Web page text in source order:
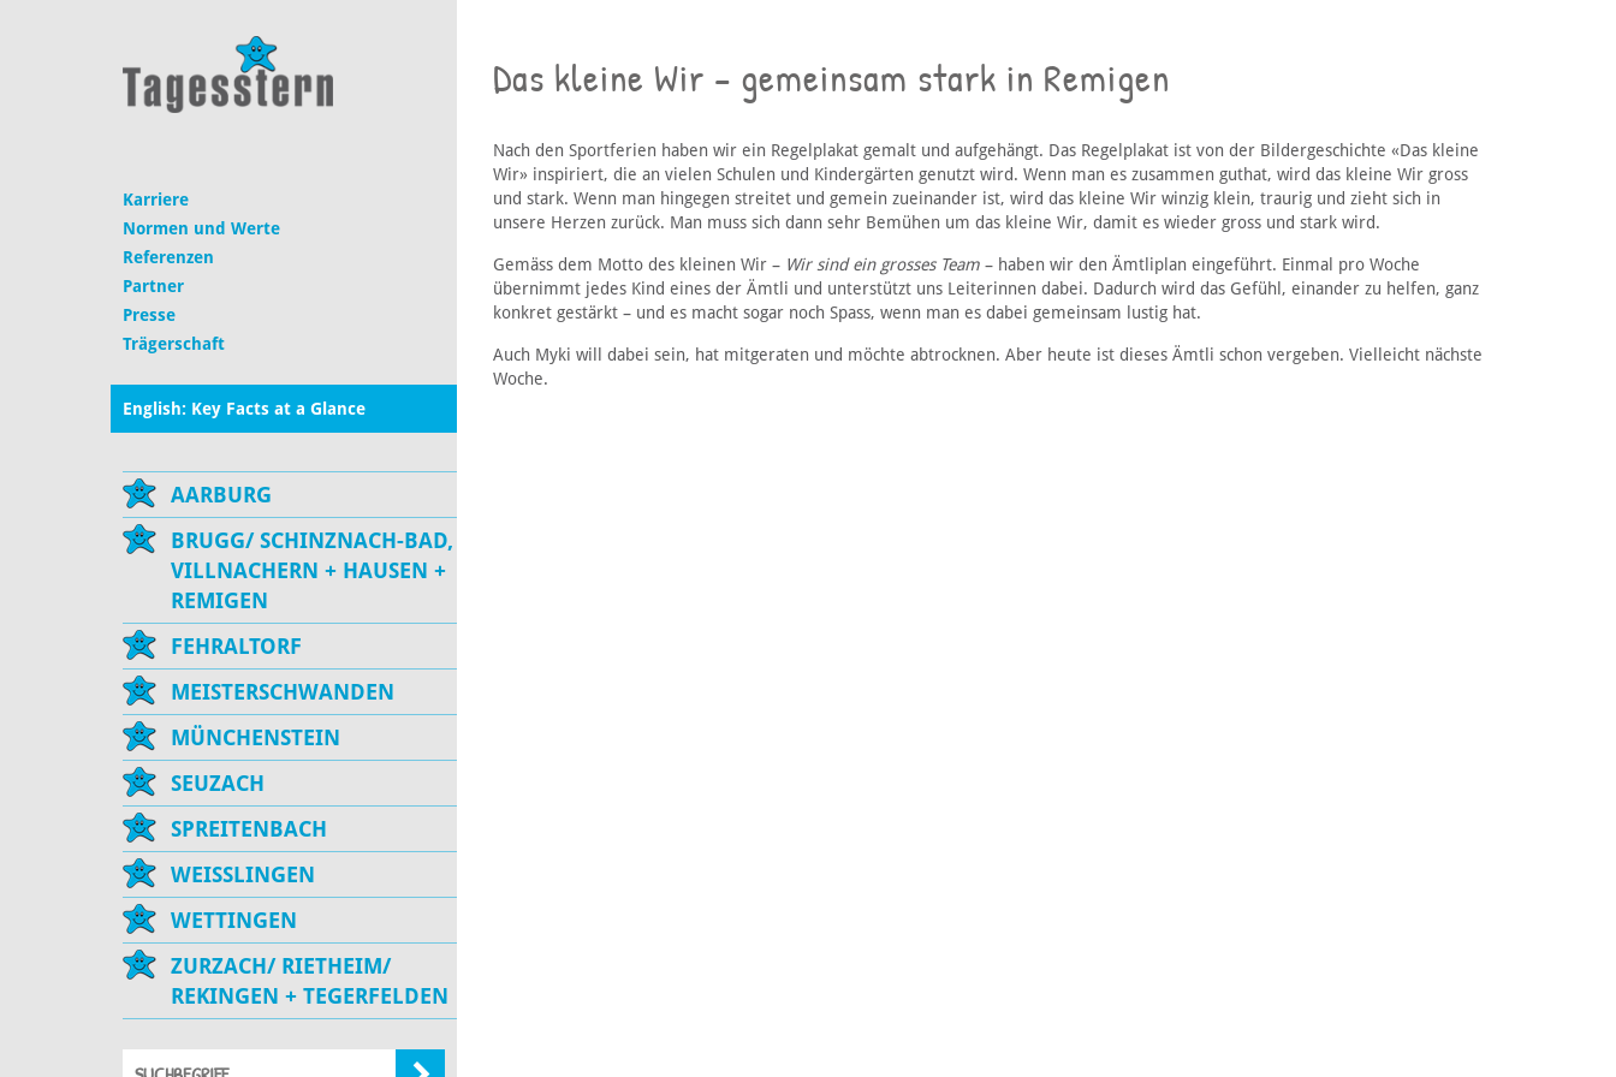
Karriere
Normen und Werte
Referenzen
Partner
Presse
Trägerschaft
English: Key Facts at a Glance
AARBURG
BRUGG/ SCHINZNACH-BAD,
VILLNACHERN + HAUSEN +
REMIGEN
FEHRALTORF
MEISTERSCHWANDEN
MÜNCHENSTEIN
SEUZACH
SPREITENBACH
WEISSLINGEN
WETTINGEN
ZURZACH/ RIETHEIM/
REKINGEN + TEGERFELDEN
Das kleine Wir – gemeinsam stark in Remigen
Nach den Sportferien haben wir ein Regelplakat gemalt und aufgehängt. Das Regelplakat ist von der Bildergeschichte «Das kleine
Wir» inspiriert, die an vielen Schulen und Kindergärten genutzt wird. Wenn man es zusammen guthat, wird das kleine Wir gross
und stark. Wenn man hingegen streitet und gemein zueinander ist, wird das kleine Wir winzig klein, traurig und zieht sich in
unsere Herzen zurück. Man muss sich dann sehr Bemühen um das kleine Wir, damit es wieder gross und stark wird.
Gemäss dem Motto des kleinen Wir – Wir sind ein grosses Team– haben wir den Ämtliplan eingeführt. Einmal pro Woche
übernimmt jedes Kind eines der Ämtli und unterstützt uns Leiterinnen dabei. Dadurch wird das Gefühl, einander zu helfen, ganz
konkret gestärkt – und es macht sogar noch Spass, wenn man es dabei gemeinsam lustig hat.
Auch Myki will dabei sein, hat mitgeraten und möchte abtrocknen. Aber heute ist dieses Ämtli schon vergeben. Vielleicht nächste
Woche.